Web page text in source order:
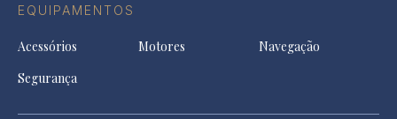
EQUIPAMENTOS
Acessórios Motores
Navegação
Segurança